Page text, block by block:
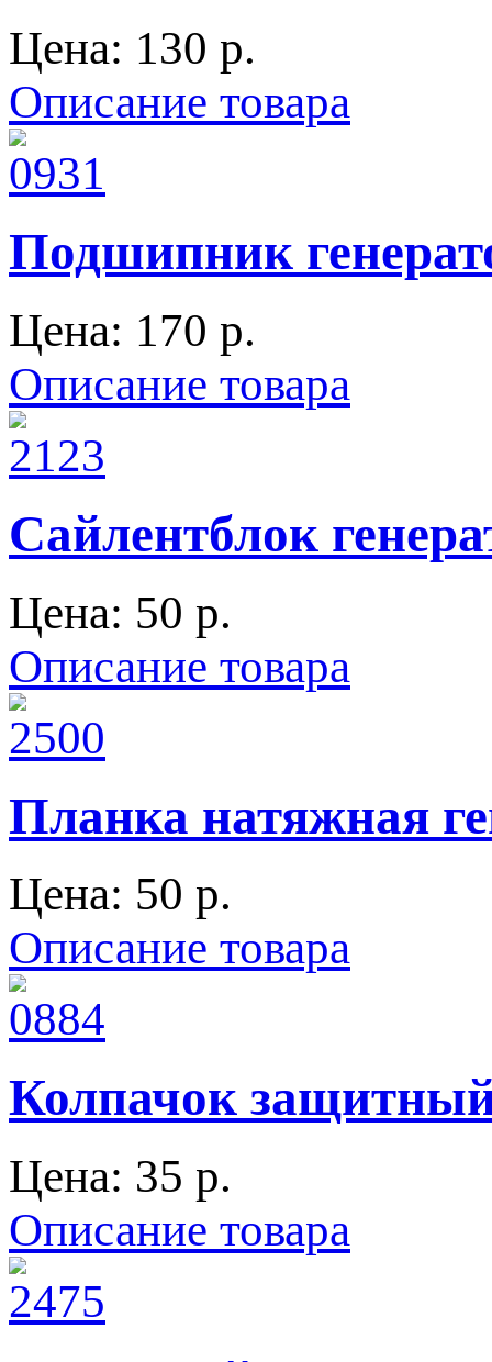
Цена: 130 p.
Описание товара
Подшипник
Цена: 170 p.
Описание товара
Сайлентблок
Цена: 50 p.
Описание товара
Планка натяжная
Цена: 50 p.
Описание товара
Колпачок
Цена: 35 p.
Описание товара